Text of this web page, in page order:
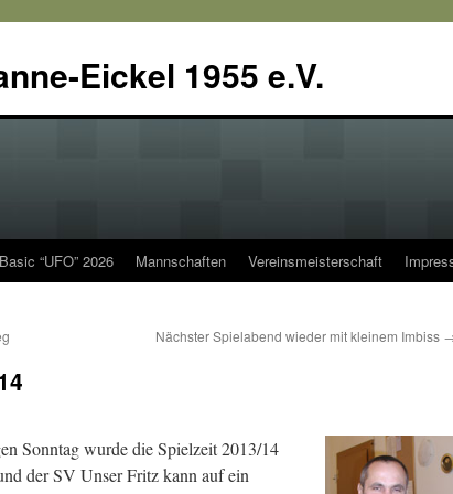
Eickel 1955 e.V.
“UFO” 2026 Mannschaften Vereinsmeisterschaft
Nächster Spielabend wieder mit kleinem Imbiss
Sonntag wurde die Spielzeit 2013/14
der SV Unser Fritz kann auf ein